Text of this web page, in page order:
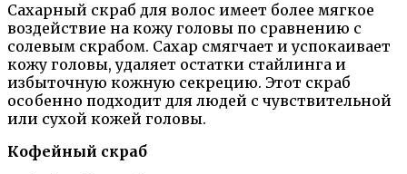
Сахарный скраб для волос имеет более мягкое
воздействие на кожу головы по сравнению с
солевым скрабом. Сахар смягчает и успокаивает
кожу головы, удаляет остатки стайлинга и
избыточную кожную секрецию. Этот скраб
особенно подходит для людей с чувствительной
или сухой кожей головы.
Кофейный скраб